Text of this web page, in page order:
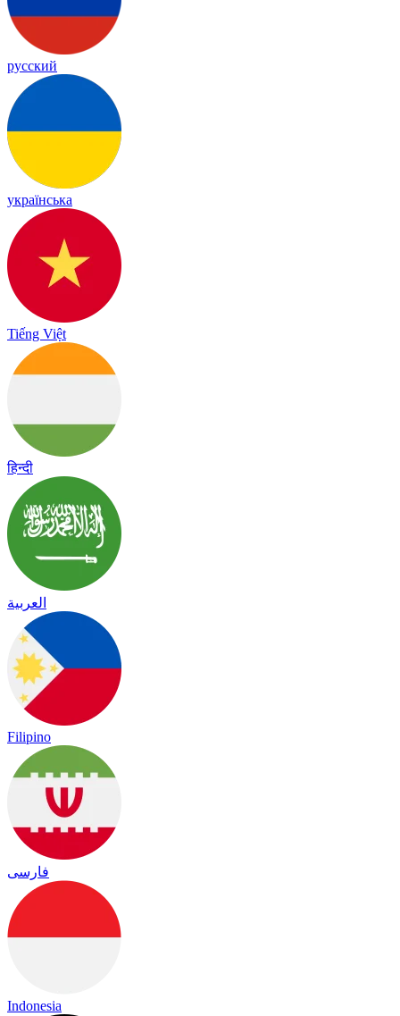
русский
українська
Tiếng Việt
हिन्दी
العربية
Filipino
فارسی
Indonesia